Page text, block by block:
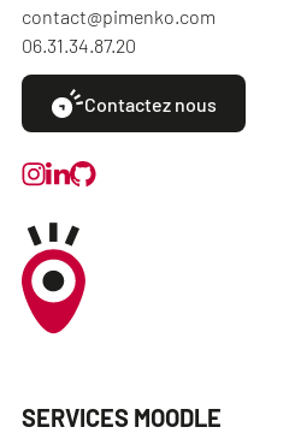
contact@pimenko.com
06.31.34.87.20
Contactez nous
SERVICES MOODLE